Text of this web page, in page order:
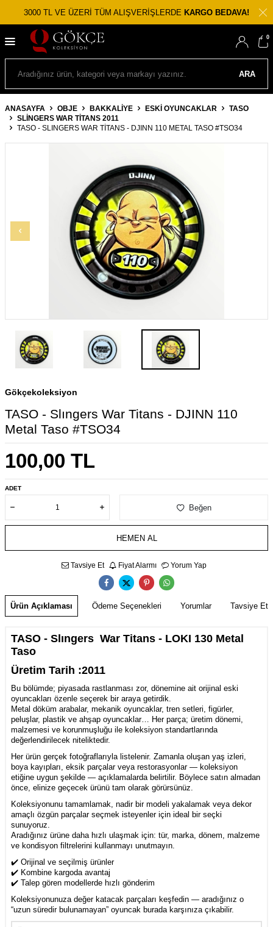
3000 TL VE ÜZERİ TÜM ALIŞVERİŞLERDE KARGO BEDAVA!
ARA
0
ANASAYFA OBJE BAKKALIYE ESKI OYUNCAKLAR
TASO
SLINGERS WAR TITANS 2011
TASO - SLINGERS WAR TITANS - DJINN 110 METAL TASO #TSO34
Gökçekoleksiyon
TASO - Slıngers War Titans - DJINN 110
Metal Taso #TSO34
100,00 TL
ADET
Beğen
HEMEN AL
Tavsiye Et Fiyat Alarmı Yorum Yap
Ürün Açıklaması Ödeme Seçenekleri Yorumlar Tavsiye Et
TASO - Slıngers War Titans - LOKI 130 Metal
Taso
Üretim Tarih :2011
Bu bölümde; piyasada rastlanması zor, dönemine ait orijinal eski
oyuncakları özenle seçerek bir araya getirdik.
Metal döküm arabalar, mekanik oyuncaklar, tren setleri, figürler,
peluşlar, plastik ve ahşap oyuncaklar… Her parça; üretim dönemi,
malzemesi ve korunmuşluğu ile koleksiyon standartlarında
değerlendirilecek niteliktedir.
Her ürün gerçek fotoğraflarıyla listelenir. Zamanla oluşan yaş izleri,
boya kayıpları, eksik parçalar veya restorasyonlar — koleksiyon
etiğine uygun şekilde — açıklamalarda belirtilir. Böylece satın almadan
önce, elinize geçecek ürünü tam olarak görürsünüz.
Koleksiyonunu tamamlamak, nadir bir modeli yakalamak veya dekor
amaçlı özgün parçalar seçmek isteyenler için ideal bir seçki
sunuyoruz.
Aradığınız ürüne daha hızlı ulaşmak için: tür, marka, dönem, malzeme
ve kondisyon filtrelerini kullanmayı unutmayın.
✔️ Orijinal ve seçilmiş ürünler
✔️ Kombine kargoda avantaj
✔️ Talep gören modellerde hızlı gönderim
Koleksiyonunuza değer katacak parçaları keşfedin — aradığınız o
“uzun süredir bulunamayan” oyuncak burada karşınıza çıkabilir.